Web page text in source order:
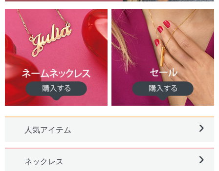
人気アイテム ›
ネックレス ›